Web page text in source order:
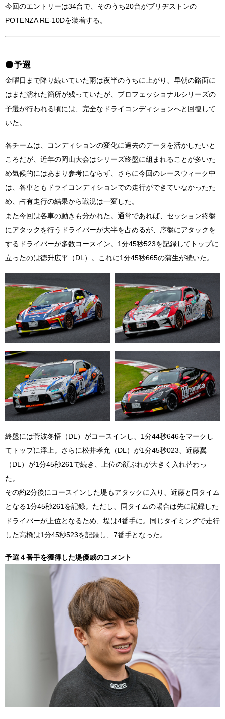
今回のエントリーは34台で、そのうち20台がブリヂストンの
POTENZA RE-10Dを装着する。
⚫️予選
金曜日まで降り続いていた雨は夜半のうちに上がり、早朝の路面に
はまだ濡れた箇所が残っていたが、プロフェッショナルシリーズの
予選が行われる頃には、完全なドライコンディションへと回復して
いた。
各チームは、コンディションの変化に過去のデータを活かしたいと
ころだが、近年の岡山大会はシリーズ終盤に組まれることが多いた
め気候的にはあまり参考にならず、さらに今回のレースウィーク中
は、各車ともドライコンディションでの走行ができていなかったた
め、占有走行の結果から戦況は一変した。
また今回は各車の動きも分かれた。通常であれば、セッション終盤
にアタックを行うドライバーが大半を占めるが、序盤にアタックを
するドライバーが多数コースイン。1分45秒523を記録してトップに
立ったのは徳升広平（DL）。これに1分45秒665の蒲生が続いた。
終盤には菅波冬悟（DL）がコースインし、1分44秒646をマークし
てトップに浮上。さらに松井孝允（DL）が1分45秒023、近藤翼
（DL）が1分45秒261で続き、上位の顔ぶれが大きく入れ替わっ
た。
その約2分後にコースインした堤もアタックに入り、近藤と同タイム
となる1分45秒261を記録。ただし、同タイムの場合は先に記録した
ドライバーが上位となるため、堤は4番手に。同じタイミングで走行
した高橋は1分45秒523を記録し、7番手となった。
予選４番手を獲得した堤優威のコメント